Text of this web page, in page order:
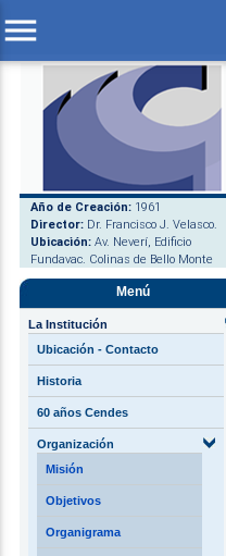
menu
Año de Creación: 1961
Director: Dr. Francisco J. Velasco.
Ubicación: Av. Neverí, Edificio
Fundavac. Colinas de Bello Monte
Menú
La Institución
Ubicación - Contacto
Historia
60 años Cendes
Organización
Misión
Objetivos
Organigrama